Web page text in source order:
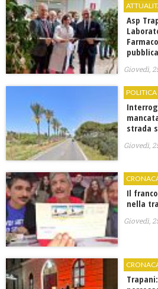
Asp
pubblica
Giovedì,
POLITICA
strada
Giovedì,
Il
nella
Giovedì,